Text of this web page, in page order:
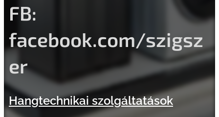
FB:
facebook.com/szigsz
er
Hangtechnikai szolgáltatások